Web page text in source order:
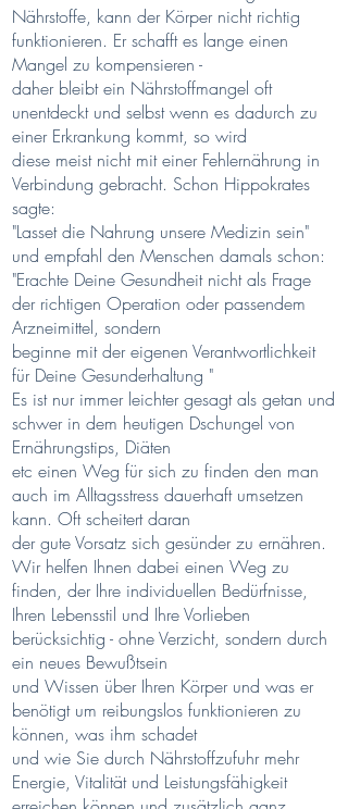
Nährstoffe, kann der Körper nicht richtig
funktionieren. Er schafft es lange einen
Mangel zu kompensieren -
daher bleibt ein Nährstoffmangel oft
unentdeckt und selbst wenn es dadurch zu
einer Erkrankung kommt, so wird
diese meist nicht mit einer Fehlernährung in
Verbindung gebracht. Schon Hippokrates
sagte:
"Lasset die Nahrung unsere Medizin sein"
und empfahl den Menschen damals schon:
"Erachte Deine Gesundheit nicht als Frage
der richtigen Operation oder passendem
Arzneimittel, sondern
beginne mit der eigenen Verantwortlichkeit
für Deine Gesunderhaltung "
Es ist nur immer leichter gesagt als getan und
schwer in dem heutigen Dschungel von
Ernährungstips, Diäten
etc einen Weg für sich zu finden den man
auch im Alltagsstress dauerhaft umsetzen
kann. Oft scheitert daran
der gute Vorsatz sich gesünder zu ernähren.
Wir helfen Ihnen dabei einen Weg zu
finden, der Ihre individuellen Bedürfnisse,
Ihren Lebensstil und Ihre Vorlieben
berücksichtig - ohne Verzicht, sondern durch
ein neues Bewußtsein
und Wissen über Ihren Körper und was er
benötigt um reibungslos funktionieren zu
können, was ihm schadet
und wie Sie durch Nährstoffzufuhr mehr
Energie, Vitalität und Leistungsfähigkeit